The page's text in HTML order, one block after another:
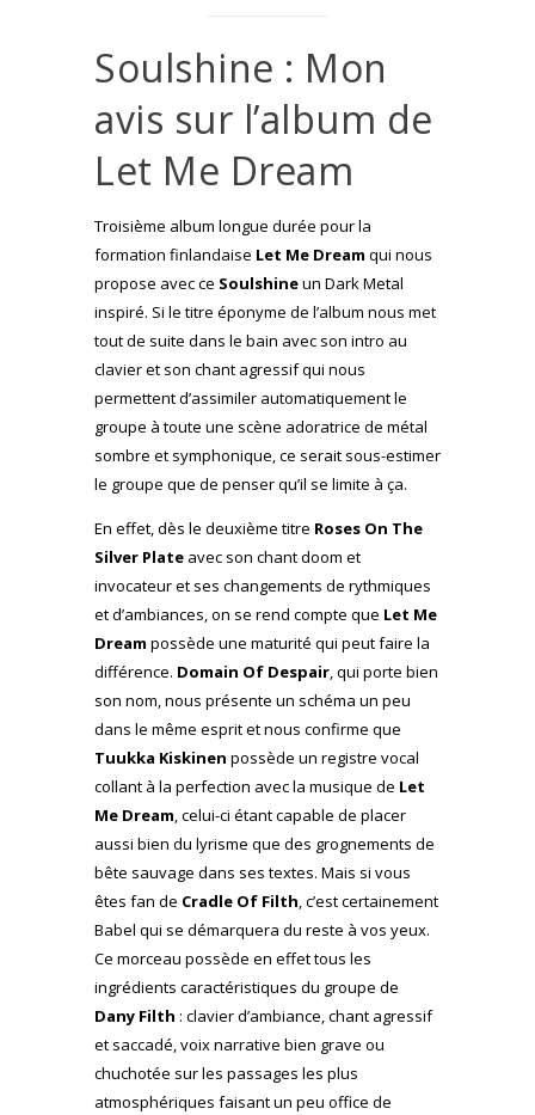
Soulshine : Mon
avis sur l’album de
Let Me Dream
Troisième album longue durée pour la
formation finlandaise Let Me Dream qui nous
propose avec ce Soulshineun Dark Metal
inspiré. Si le titre éponyme de l’album nous met
tout de suite dans le bain avec son intro au
clavier et son chant agressif qui nous
permettent d’assimiler automatiquement le
groupe à toute une scène adoratrice de métal
sombre et symphonique, ce serait sous-estimer
le groupe que de penser qu’il se limite à ça.
En effet, dès le deuxième titre Roses On The
Silver Plate avec son chant doom et
invocateur et ses changements de rythmiques
et d’ambiances, on se rend compte que Let Me
Dream possède une maturité qui peut faire la
différence. Domain Of Despair, qui porte bien
son nom, nous présente un schéma un peu
dans le même esprit et nous confirme que
Tuukka Kiskinen possède un registre vocal
collant à la perfection avec la musique de Let
Me Dream, celui-ci étant capable de placer
aussi bien du lyrisme que des grognements de
bête sauvage dans ses textes. Mais si vous
êtes fan de Cradle Of Filth, c’est certainement
Babel qui se démarquera du reste à vos yeux.
Ce morceau possède en effet tous les
ingrédients caractéristiques du groupe de
Dany Filth : clavier d’ambiance, chant agressif
et saccadé, voix narrative bien grave ou
chuchotée sur les passages les plus
atmosphériques faisant un peu office de